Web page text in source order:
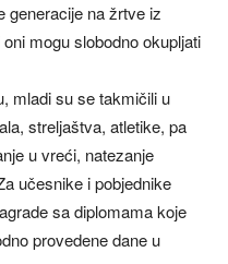
generacije na žrtve iz
mogu slobodno okupljati
mladi su se takmičili u
streljaštva, atletike, pa
u vreći, natezanje
učesnike i pobjednike
sa diplomama koje
provedene dane u